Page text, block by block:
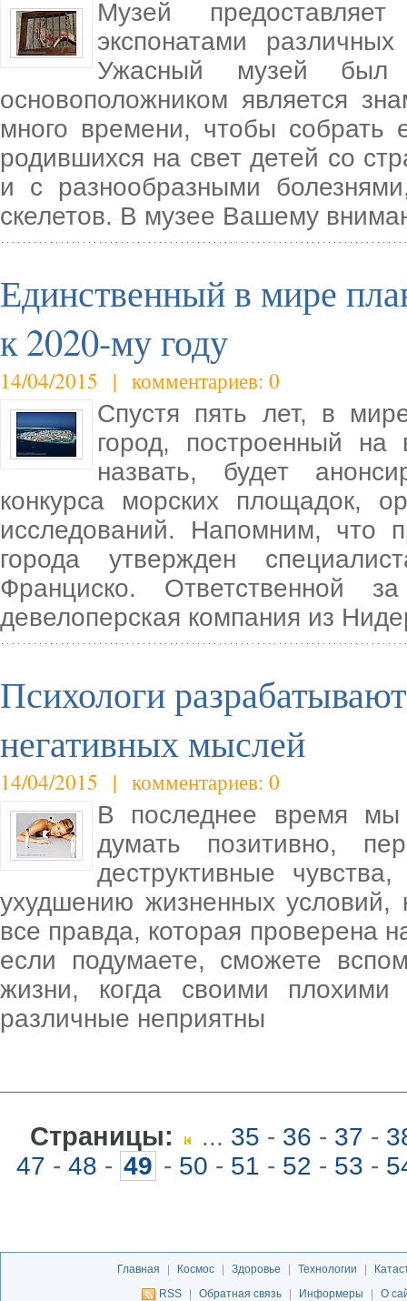
Музей
экспонатами
Ужасный музей
основоположником является
много времени, чтобы собрать
родившихся на свет детей со
и с разнообразными
скелетов. В музее Вашему
Единственный в мире
к 2020-му году
14/04/2015 | комментариев: 0
Спустя пять лет, в
город, построенный
назвать, будет
конкурса морских площадок,
исследований. Напомним, что
города утвержден
Франциско. Ответственной
девелоперская компания из
Психологи
негативных мыслей
14/04/2015 | комментариев: 0
В последнее время
думать позитивно,
деструктивные
ухудшению жизненных
все правда, которая проверена
если подумаете, сможете
жизни, когда своими
различные неприятны
Страницы: ... 35 - 36 - 37 -
47 - 48 - 49 - 50 - 51 - 52 - 53 -
Главная Космос Здоровье Технологии
RSS
Обратная связь Информеры О